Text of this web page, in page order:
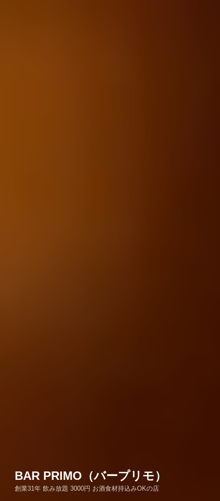
BAR PRIMO（バープリモ）
創業31年 飲み放題 3000円 お酒食材持込みOKの店